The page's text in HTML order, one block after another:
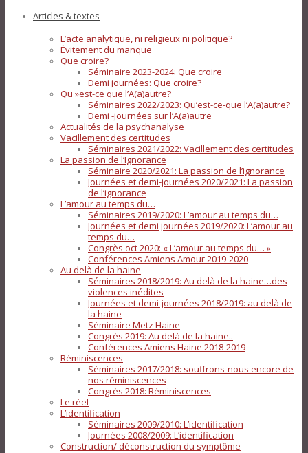
Articles & textes
L’acte analytique, ni religieux ni politique?
Évitement du manque
Que croire?
Séminaire 2023-2024: Que croire
Demi journées: Que croire?
Qu »est-ce que l’A(a)autre?
Séminaires 2022/2023: Qu’est-ce-que l’A(a)autre?
Demi -journées sur l’A(a)autre
Actualités de la psychanalyse
Vacillement des certitudes
Séminaires 2021/2022: Vacillement des certitudes
La passion de l’Ignorance
Séminaire 2020/2021: La passion de l’ignorance
Journées et demi-journées 2020/2021: La passion
de l’ignorance
L’amour au temps du…
Séminaires 2019/2020: L’amour au temps du…
Journées et demi journées 2019/2020: L’amour au
temps du…
Congrès oct 2020: « L’amour au temps du… »
Conférences Amiens Amour 2019-2020
Au delà de la haine
Séminaires 2018/2019: Au delà de la haine…des
violences inédites
Journées et demi-journées 2018/2019: au delà de
la haine
Séminaire Metz Haine
Congrès 2019: Au delà de la haine..
Conférences Amiens Haine 2018-2019
Réminiscences
Séminaires 2017/2018: souffrons-nous encore de
nos réminiscences
Congrès 2018: Réminiscences
Le réel
L’identification
Séminaires 2009/2010: L’identification
Journées 2008/2009: L’identification
Construction/ déconstruction du symptôme